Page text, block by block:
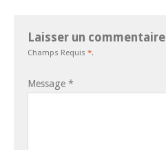
Laisser un commentaire
Champs Requis *.
Message *